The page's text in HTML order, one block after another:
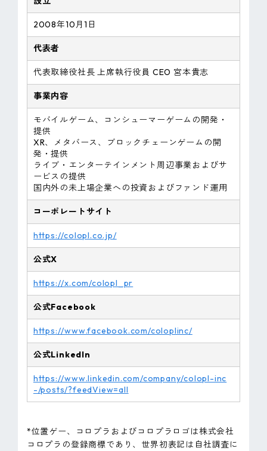
2008年10月1日
代表者
代表取締役社長 上席執行役員 CEO 宮本貴志
事業内容
モバイルゲーム、コンシューマーゲームの開発・
提供
XR、メタバース、ブロックチェーンゲームの開
発・提供
ライブ・エンターテインメント周辺事業およびサ
ービスの提供
国内外の未上場企業への投資およびファンド運用
コーポレートサイト
https://colopl.co.jp/
公式X
https://x.com/colopl_pr
公式Facebook
https://www.facebook.com/coloplinc/
公式LinkedIn
https://www.linkedin.com/company/colopl-inc
-/posts/?feedView=all
*位置ゲー、コロプラおよびコロプラロゴは株式会社
コロプラの登録商標であり、世界初表記は自社調査に